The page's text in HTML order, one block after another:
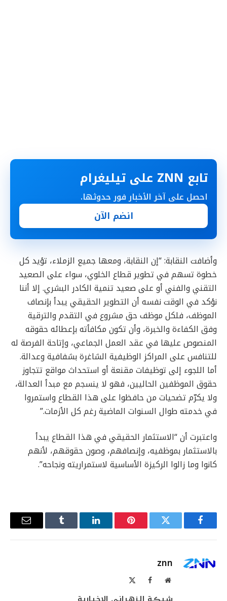
تابع ZNN على تيليغرام
احصل على آخر الأخبار فور حدوثها.
انضم الآن
وأضافت النقابة: “إن النقابة، ومعها جميع الزملاء، تؤيد كل
خطوة تسهم في تطوير قطاع الخلوي، سواء على الصعيد
التقني والفني أو على صعيد تنمية الكادر البشري. إلا أننا
نؤكد في الوقت نفسه أن التطوير الحقيقي يبدأ بإنصاف
الموظف، فلكل موظف حق مشروع في التقدم والترقية
وفق الكفاءة والخبرة، وأن تكون مكافأته بإعطائه حقوقه
المنصوص عليها في عقد العمل الجماعي، وإتاحة الفرصة له
للتنافس على المراكز الوظيفية الشاغرة بشفافية وعدالة.
أما اللجوء إلى توظيفات مقنعة أو استحداث مواقع تتجاوز
حقوق الموظفين الحاليين، فهو لا ينسجم مع مبدأ العدالة،
ولا يكرّم تضحيات من حافظوا على هذا القطاع واستمروا
في خدمته طوال السنوات الماضية رغم كل الأزمات.”
واعتبرت أن “الاستثمار الحقيقي في هذا القطاع يبدأ
بالاستثمار بموظفيه، وإنصافهم، وصون حقوقهم، لأنهم
كانوا وما زالوا الركيزة الأساسية لاستمراريته ونجاحه”.
فيسبوك تويتر بينتيريستلينكدإن Tumblr
البريد
znn
موقع فيسبوك